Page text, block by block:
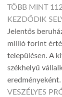
TÖBB MINT
KEZDŐDIK
Jelentős
millió forint
településen. A
székhelyű
eredményeként.
VESZÉLYES